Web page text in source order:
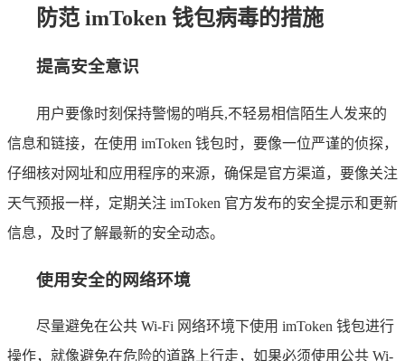
防范 imToken 钱包病毒的措施
提高安全意识
用户要像时刻保持警惕的哨兵,不轻易相信陌生人发来的
信息和链接，在使用 imToken 钱包时，要像一位严谨的侦探，
仔细核对网址和应用程序的来源，确保是官方渠道，要像关注
天气预报一样，定期关注 imToken 官方发布的安全提示和更新
信息，及时了解最新的安全动态。
使用安全的网络环境
尽量避免在公共 Wi-Fi 网络环境下使用 imToken 钱包进行
操作，就像避免在危险的道路上行走，如果必须使用公共 Wi-